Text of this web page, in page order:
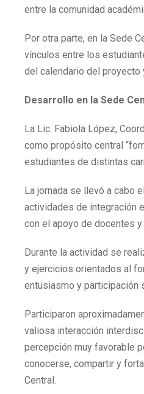
entre la comunidad
Por otra parte, en la Sede
vínculos entre los
del calendario del proyecto
Desarrollo en la Sede
La Lic. Fabiola López,
como propósito central
estudiantes de distintas
La jornada se llevó a cabo
actividades de integración
con el apoyo de docentes
Durante la actividad se
y ejercicios orientados al
entusiasmo y participación
Participaron
valiosa interacción
percepción muy favorable
conocerse, compartir y
Central.